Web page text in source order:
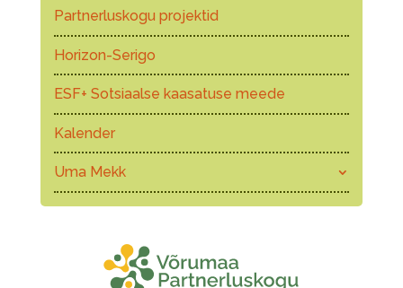
Partnerluskogu projektid
Horizon-Serigo
ESF+ Sotsiaalse kaasatuse meede
Kalender
Uma Mekk